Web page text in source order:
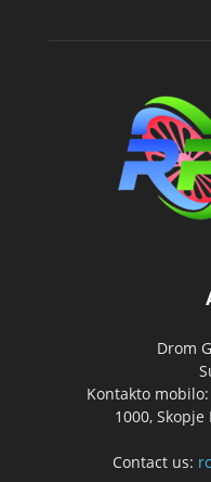
Drom
Kontakto
1000,
Contact us: